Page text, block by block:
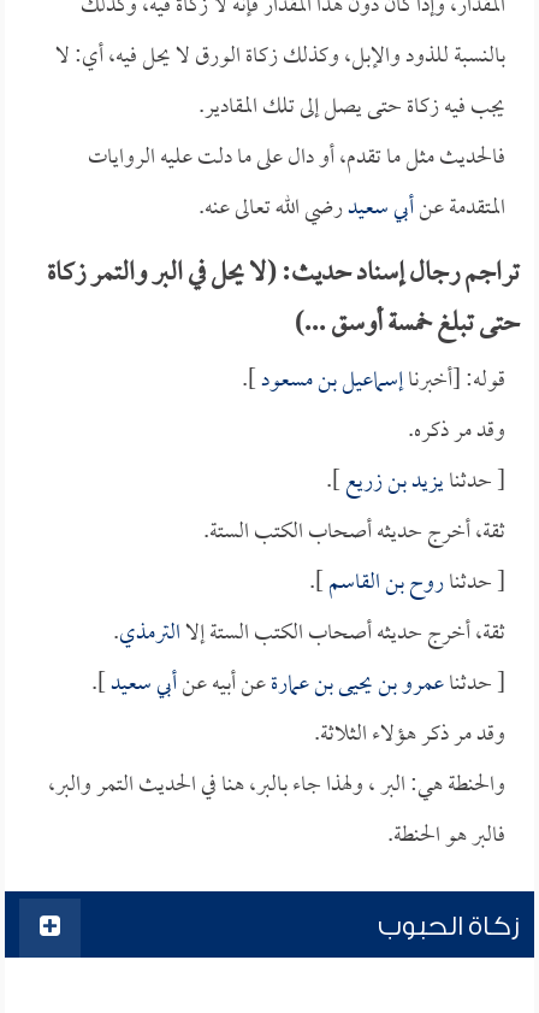
بالنسبة للذود والإبل، وكذلك زكاة الورق لا يحل فيه، أي: لا
يجب فيه زكاة حتى يصل إلى تلك المقادير.
فالحديث مثل ما تقدم، أو دال على ما دلت عليه الروايات
المتقدمة عنأبي سعيدرضي الله تعالى عنه.
تراجم رجال إسناد حديث: (لا يحل في البر والتمر زكاة
حتى تبلغ خمسة أوسق ...)
قوله: [أخبرناإسماعيل بن مسعود].
وقد مر ذكره.
[ حدثنايزيد بن زريع].
ثقة، أخرج حديثه أصحاب الكتب الستة.
[ حدثناروح بن القاسم].
ثقة، أخرج حديثه أصحاب الكتب الستة إلاالترمذي.
[ حدثناعمرو بن يحيى بن عمارةعن أبيه عنأبي سعيد].
وقد مر ذكر هؤلاء الثلاثة.
والحنطة هي: البر ، ولهذا جاء بالبر، هنا في الحديث التمر والبر،
فالبر هو الحنطة.
زكاة الحبوب